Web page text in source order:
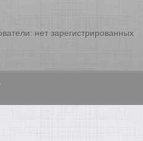
нет зарегистрированных